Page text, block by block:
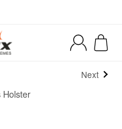
Next